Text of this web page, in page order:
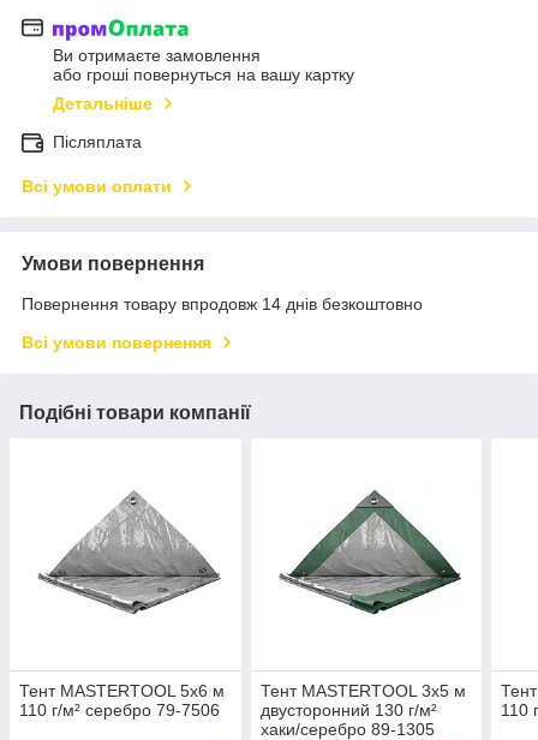
Ви отримаєте замовлення
або гроші повернуться на вашу картку
Детальніше
Післяплата
Всі умови оплати
Умови повернення
Повернення товару впродовж 14 днів безкоштовно
Всі умови повернення
Подібні товари компанії
Тент MASTERTOOL 5х6 м
110 г/м² серебро 79-7506
Тент MASTERTOOL 3х5 м
двусторонний 130 г/м²
хаки/серебро 89-1305
110